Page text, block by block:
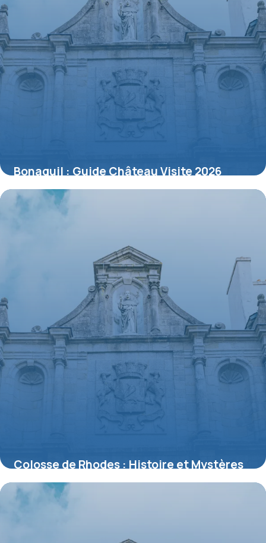
Bonaguil : Guide Château Visite 2026
10 juillet 2026
Colosse de Rhodes : Histoire et Mystères
2026
9 juillet 2026